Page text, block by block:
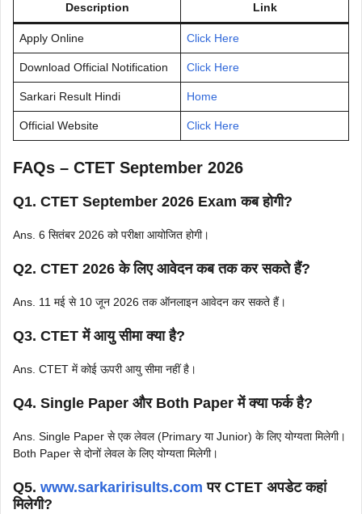
Description Link
Apply Online Click Here
Download Official Notification Click Here
Sarkari Result Hindi Home
Official Website Click Here
FAQs – CTET September 2026
Q1. CTET September 2026 Exam कब होगी?
Ans. 6 सितंबर 2026 को परीक्षा आयोजित होगी।
Q2. CTET 2026 के लिए आवेदन कब तक कर सकते हैं?
Ans. 11 मई से 10 जून 2026 तक ऑनलाइन आवेदन कर सकते हैं।
Q3. CTET में आयु सीमा क्या है?
Ans. CTET में कोई ऊपरी आयु सीमा नहीं है।
Q4. Single Paper और Both Paper में क्या फर्क है?
Ans. Single Paper से एक लेवल (Primary या Junior) के लिए योग्यता मिलेगी।
Both Paper से दोनों लेवल के लिए योग्यता मिलेगी।
Q5. www.sarkaririsults.com पर CTET अपडेट कहां
मिलेगी?